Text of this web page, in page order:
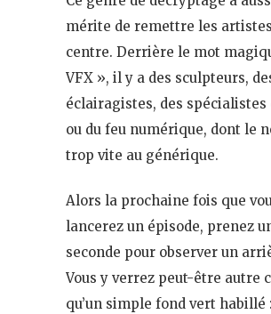
mérite de remettre les
centre. Derrière le mot
VFX », il y a des sculpteurs,
éclairagistes, des spécialistes
ou du feu numérique, dont le
trop vite au générique.
Alors la prochaine fois que
lancerez un épisode, prenez
seconde pour observer un
Vous y verrez peut-être autre
qu’un simple fond vert habillé